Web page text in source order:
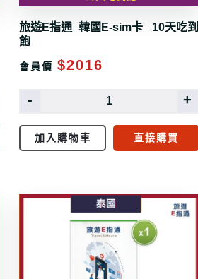
旅遊E指通_韓國E-sim卡_ 10天吃到
飽
會員價 $2016
- +
加入購物車 直接購買